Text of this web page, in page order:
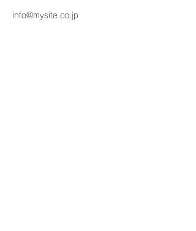
info@mysite.co.jp